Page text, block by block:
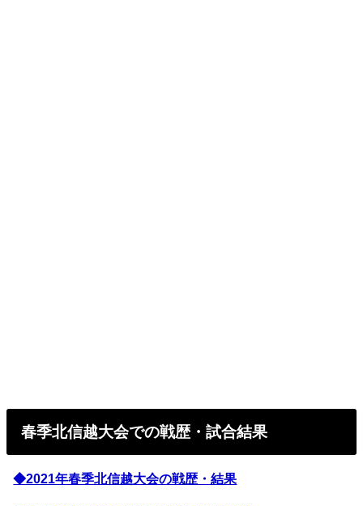
春季北信越大会での戦歴・試合結果
◆2021年春季北信越大会の戦歴・結果